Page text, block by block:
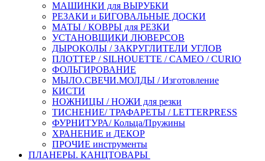
МАШИНКИ для ВЫРУБКИ
РЕЗАКИ и БИГОВАЛЬНЫЕ ДОСКИ
МАТЫ / КОВРЫ для РЕЗКИ
УСТАНОВЩИКИ ЛЮВЕРСОВ
ДЫРОКОЛЫ / ЗАКРУГЛИТЕЛИ УГЛОВ
ПЛОТТЕР / SILHOUETTE / CAMEO / CURIO
ФОЛЬГИРОВАНИЕ
МЫЛО.СВЕЧИ.МОЛДЫ / Изготовление
КИСТИ
НОЖНИЦЫ / НОЖИ для резки
ТИСНЕНИЕ/ ТРАФАРЕТЫ / LETTERPRESS
ФУРНИТУРА/ Кольца/Пружины
ХРАНЕНИЕ и ДЕКОР
ПРОЧИЕ инструменты
ПЛАНЕРЫ. КАНЦТОВАРЫ